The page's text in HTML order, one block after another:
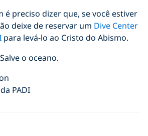
é preciso dizer que, se você estiver
deixe de reservar um Dive Center
para levá-lo ao Cristo do Abismo.
o oceano.
PADI